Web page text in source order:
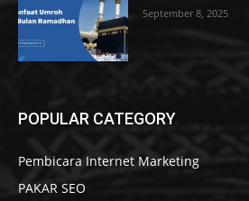
September 8, 2025
POPULAR CATEGORY
Pembicara Internet Marketing
PAKAR SEO